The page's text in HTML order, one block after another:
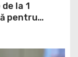
la 1
pentru